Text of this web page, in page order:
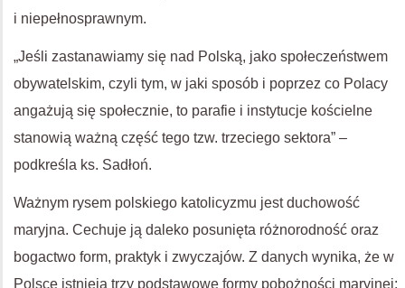
i niepełnosprawnym.
„Jeśli zastanawiamy się nad Polską, jako społeczeństwem
obywatelskim, czyli tym, w jaki sposób i poprzez co Polacy
angażują się społecznie, to parafie i instytucje kościelne
stanowią ważną część tego tzw. trzeciego sektora” –
podkreśla ks. Sadłoń.
Ważnym rysem polskiego katolicyzmu jest duchowość
maryjna. Cechuje ją daleko posunięta różnorodność oraz
bogactwo form, praktyk i zwyczajów. Z danych wynika, że w
Polsce istnieją trzy podstawowe formy pobożności maryjnej: